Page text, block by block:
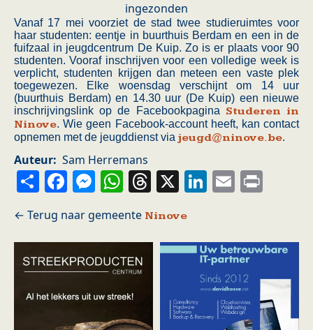
ingezonden
Vanaf 17 mei voorziet de stad twee studieruimtes voor
haar studenten: eentje in buurthuis Berdam en een in de
fuifzaal in jeugdcentrum De Kuip. Zo is er plaats voor 90
studenten. Vooraf inschrijven voor een volledige week is
verplicht, studenten krijgen dan meteen een vaste plek
toegewezen. Elke woensdag verschijnt om 14 uur
(buurthuis Berdam) en 14.30 uur (De Kuip) een nieuwe
inschrijvingslink op de Facebookpagina Studeren in
Ninove. Wie geen Facebook-account heeft, kan contact
opnemen met de jeugddienst via jeugd@ninove.be.
Auteur Sam Herremans
ShareFacebook
Messenger
WhatsApp
Threads
X LinkedIn
Email
Ninove